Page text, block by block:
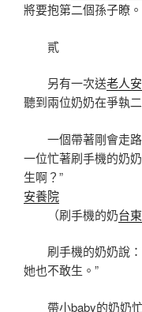
將要抱第二個孫子瞭。
貳
另有一次送老人
聽到兩位奶奶在爭執
一個帶著剛會走路
一位忙著刷手機的奶
生啊？”
安養院
（刷手機的奶台
刷手機的奶奶說：“
她也不敢生。”
帶小baby的奶奶忙